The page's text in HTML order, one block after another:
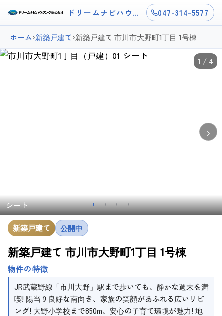
ドリームナビハウジング 047-314-5577
ホーム›新築戸建て›新築戸建て 市川市大野町1丁目 1号棟
シート
›
1 / 4
新築戸建て 公開中
新築戸建て 市川市大野町1丁目 1号棟
物件の特徴
JR武蔵野線「市川大野」駅まで歩いても、静かな週末を満
喫! 陽当り良好な南向き、家族の笑顔があふれる広いリビ
ング! 大野小学校まで850m、安心の子育て環境が魅力! 地